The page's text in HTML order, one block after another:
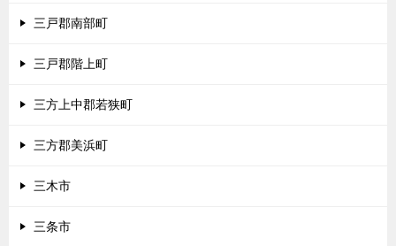
三戸郡南部町
三戸郡階上町
三方上中郡若狭町
三方郡美浜町
三木市
三条市